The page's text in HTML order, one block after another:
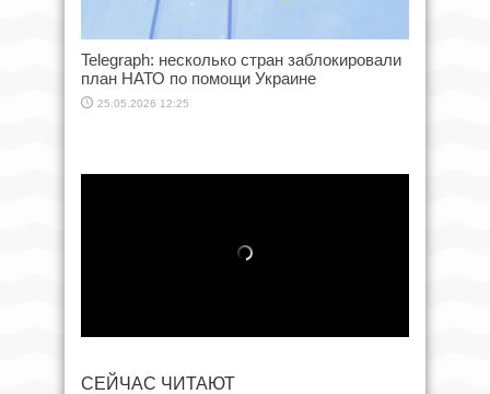
Telegraph: несколько стран заблокировали
план НАТО по помощи Украине
25.05.2026 12:25
СЕЙЧАС ЧИТАЮТ